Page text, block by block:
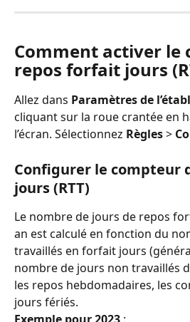
Comment activer le
repos forfait jours
Allez dans Paramètres de
cliquant sur la roue crantée en
l’écran. Sélectionnez Règles >
Configurer le compteur
jours (RTT)
Le nombre de jours de repos
an est calculé en fonction du
travaillés en forfait jours
nombre de jours non travaillés
les repos hebdomadaires, les
jours fériés.